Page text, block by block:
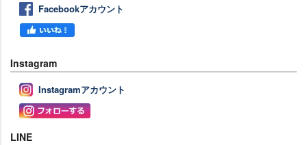
Facebookアカウント
Instagram
Instagramアカウント
LINE